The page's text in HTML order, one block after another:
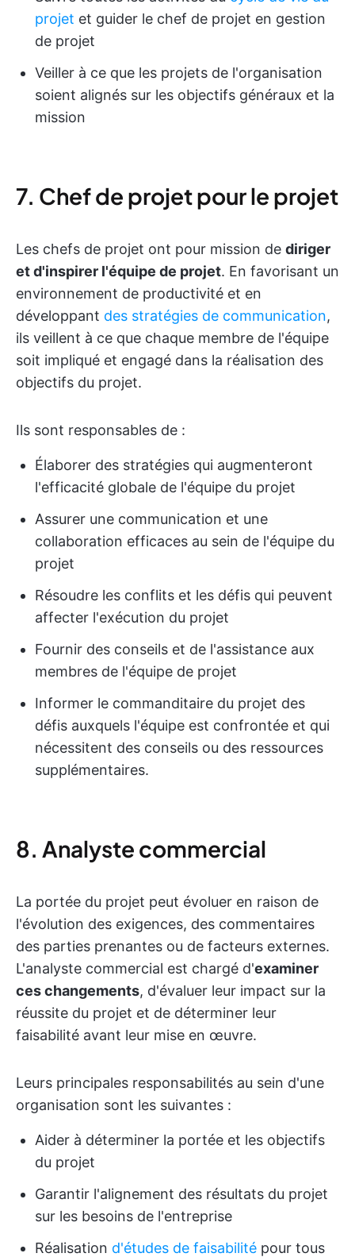
projet et guider le chef de projet en gestion
de projet
Veiller à ce que les projets de l'organisation
soient alignés sur les objectifs généraux et la
mission
7. Chef de projet pour le projet
Les chefs de projet ont pour mission de diriger
et d'inspirer l'équipe de projet. En favorisant un
environnement de productivité et en
développant des stratégies de communication,
ils veillent à ce que chaque membre de l'équipe
soit impliqué et engagé dans la réalisation des
objectifs du projet.
Ils sont responsables de :
Élaborer des stratégies qui augmenteront
l'efficacité globale de l'équipe du projet
Assurer une communication et une
collaboration efficaces au sein de l'équipe du
projet
Résoudre les conflits et les défis qui peuvent
affecter l'exécution du projet
Fournir des conseils et de l'assistance aux
membres de l'équipe de projet
Informer le commanditaire du projet des
défis auxquels l'équipe est confrontée et qui
nécessitent des conseils ou des ressources
supplémentaires.
8. Analyste commercial
La portée du projet peut évoluer en raison de
l'évolution des exigences, des commentaires
des parties prenantes ou de facteurs externes.
L'analyste commercial est chargé d'examiner
ces changements, d'évaluer leur impact sur la
réussite du projet et de déterminer leur
faisabilité avant leur mise en œuvre.
Leurs principales responsabilités au sein d'une
organisation sont les suivantes :
Aider à déterminer la portée et les objectifs
du projet
Garantir l'alignement des résultats du projet
sur les besoins de l'entreprise
Réalisation d'études de faisabilité pour tous